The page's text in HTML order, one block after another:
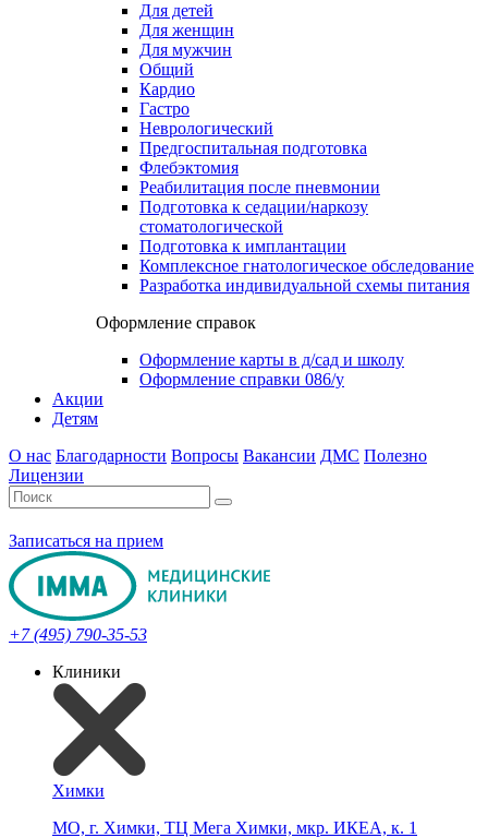
Для детей
Для женщин
Для мужчин
Общий
Кардио
Гастро
Неврологический
Предгоспитальная подготовка
Флебэктомия
Реабилитация после пневмонии
Подготовка к седации/наркозу
стоматологической
Подготовка к имплантации
Комплексное гнатологическое обследование
Разработка индивидуальной схемы питания
Оформление справок
Оформление карты в д/сад и школу
Оформление справки 086/у
Акции
Детям
О нас Благодарности Вопросы Вакансии ДМС Полезно
Лицензии
Записаться на прием
+7 (495) 790-35-53
Клиники
Химки
МО, г. Химки, ТЦ Мега Химки, мкр. ИКЕА, к. 1